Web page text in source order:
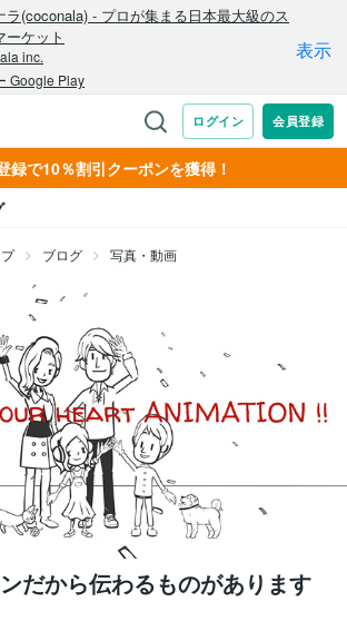
録で10％割引クーポンを獲得！
ブログ 写真・動画
だから伝わるものがあります